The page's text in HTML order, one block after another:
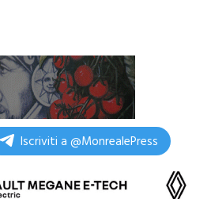
Iscriviti a @MonrealePress